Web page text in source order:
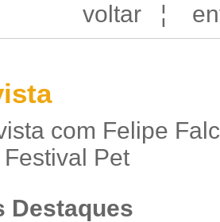
voltar¦
com Felipe
Pet
Destaques